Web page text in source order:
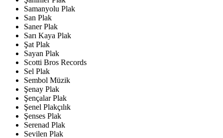
Samanyolu Plak
San Plak
Saner Plak
Sarı Kaya Plak
Şat Plak
Sayan Plak
Scotti Bros Records
Sel Plak
Sembol Müzik
Şenay Plak
Şençalar Plak
Şenel Plakçılık
Şenses Plak
Serenad Plak
Sevilen Plak